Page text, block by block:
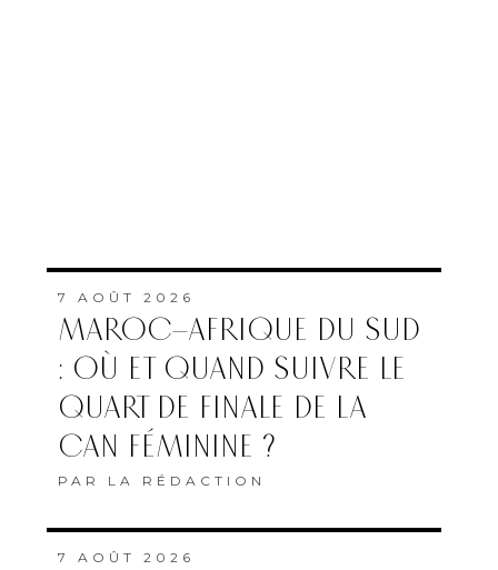
7 AOÛT 2026
MAROC–AFRIQUE DU SUD
: OÙ ET QUAND SUIVRE LE
QUART DE FINALE DE LA
CAN FÉMININE ?
PAR LA RÉDACTION
7 AOÛT 2026